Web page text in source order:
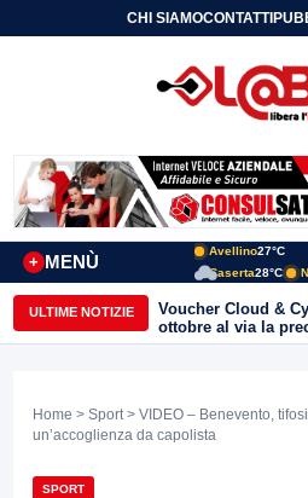
CHI SIAMOCONTATTI
MENÙ
+
Avellino27°C
Caserta28°C
ULTIME NOTIZIE
Voucher Cloud &
ottobre al via la
a 20mila euro a
Home > Sport > VIDEO – Benevento,
un’accoglienza da capolista
SPORT